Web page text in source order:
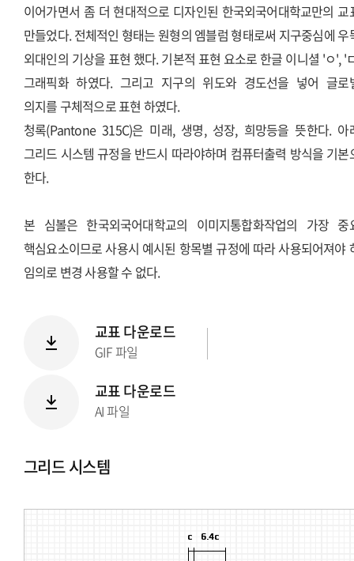
이어가면서 좀 더 현대적으로 디자인된 한국외국어대학교만의 교
만들었다. 전체적인 형태는 원형의 엠블럼 형태로써 지구중심에 우
외대인의 기상을 표현 했다. 기본적 표현 요소로 한글 이니셜 'ㅇ', '
그래픽화 하였다. 그리고 지구의 위도와 경도선을 넣어 글로
의지를 구체적으로 표현 하였다.
청록(Pantone 315C)은 미래, 생명, 성장, 희망등을 뜻한다. 아
그리드 시스템 규정을 반드시 따라야하며 컴퓨터출력 방식을 기본
한다.
본 심볼은 한국외국어대학교의 이미지통합화작업의 가장 중
핵심요소이므로 사용시 예시된 항목별 규정에 따라 사용되어져야
임의로 변경 사용할 수 없다.
교표 다운로드
GIF 파일
교표 다운로드
AI 파일
그리드 시스템